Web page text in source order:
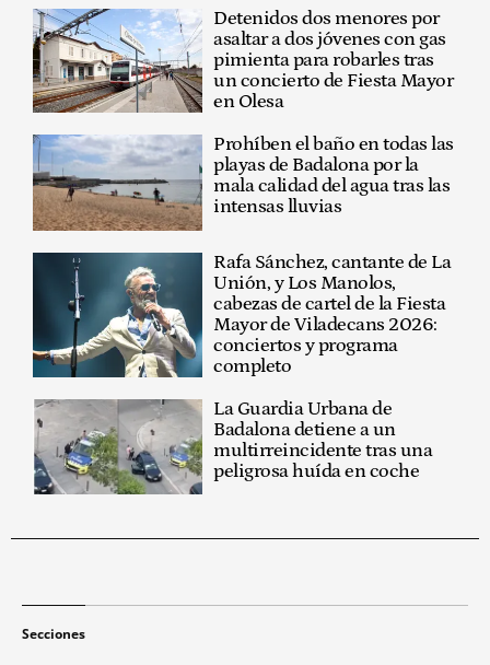
Detenidos dos menores por
asaltar a dos jóvenes con gas
pimienta para robarles tras
un concierto de Fiesta Mayor
en Olesa
Prohíben el baño en todas las
playas de Badalona por la
mala calidad del agua tras las
intensas lluvias
Rafa Sánchez, cantante de La
Unión, y Los Manolos,
cabezas de cartel de la Fiesta
Mayor de Viladecans 2026:
conciertos y programa
completo
La Guardia Urbana de
Badalona detiene a un
multirreincidente tras una
peligrosa huída en coche
Secciones